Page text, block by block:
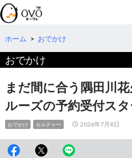
検
索
コ
テ
ツ
へ
ホーム > おでかけ
おでかけ
まだ間に合う隅田川
ルーズの予約受付スタ
おでかけ カルチャー 2026年7月8日